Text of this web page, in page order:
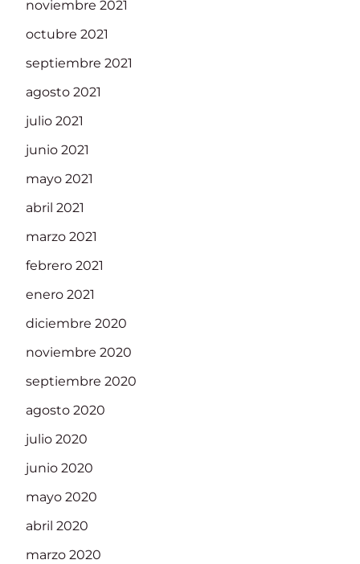
noviembre 2021
octubre 2021
septiembre 2021
agosto 2021
julio 2021
junio 2021
mayo 2021
abril 2021
marzo 2021
febrero 2021
enero 2021
diciembre 2020
noviembre 2020
septiembre 2020
agosto 2020
julio 2020
junio 2020
mayo 2020
abril 2020
marzo 2020